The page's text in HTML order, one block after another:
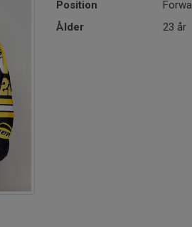
Position
Ålder
23 år